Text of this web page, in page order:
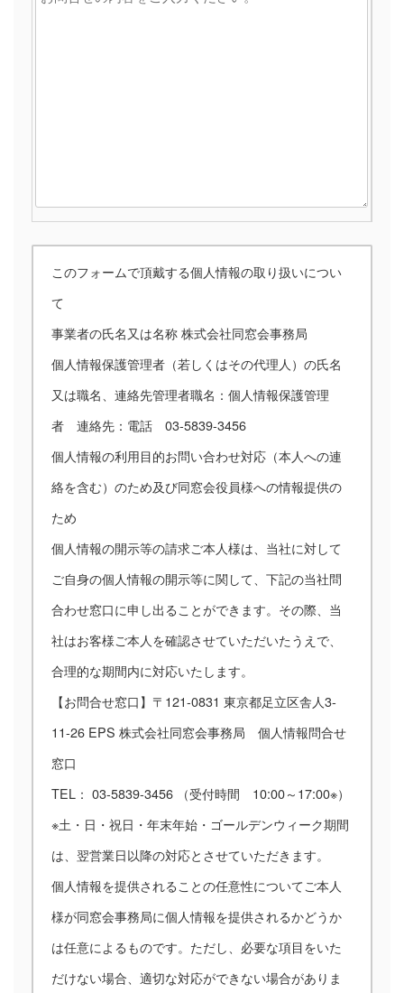
このフォームで頂戴する個人情報の取り扱いについ
て
事業者の氏名又は名称 株式会社同窓会事務局
個人情報保護管理者（若しくはその代理人）の氏名
又は職名、連絡先管理者職名：個人情報保護管理
者 連絡先：電話 03-5839-3456
個人情報の利用目的お問い合わせ対応（本人への連
絡を含む）のため及び同窓会役員様への情報提供の
ため
個人情報の開示等の請求ご本人様は、当社に対して
ご自身の個人情報の開示等に関して、下記の当社問
合わせ窓口に申し出ることができます。その際、当
社はお客様ご本人を確認させていただいたうえで、
合理的な期間内に対応いたします。
【お問合せ窓口】〒121-0831 東京都足立区舎人3-
11-26 EPS 株式会社同窓会事務局 個人情報問合せ
窓口
TEL： 03-5839-3456 （受付時間 10:00～17:00※）
※土・日・祝日・年末年始・ゴールデンウィーク期間
は、翌営業日以降の対応とさせていただきます。
個人情報を提供されることの任意性についてご本人
様が同窓会事務局に個人情報を提供されるかどうか
は任意によるものです。ただし、必要な項目をいた
だけない場合、適切な対応ができない場合がありま